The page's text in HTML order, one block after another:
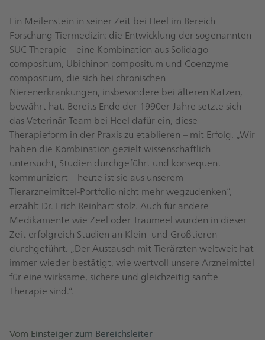
Ein Meilenstein in seiner Zeit bei Heel im Bereich
Forschung Tiermedizin: die Entwicklung der sogenannten
SUC-Therapie – eine Kombination aus Solidago
compositum, Ubichinon compositum und Coenzyme
compositum, die sich bei chronischen
Nierenerkrankungen, insbesondere bei älteren Katzen,
bewährt hat. Bereits Ende der 1990er-Jahre setzte sich
das Veterinär-Team bei Heel dafür ein, diese
Therapieform in der Praxis zu etablieren – mit Erfolg. „Wir
haben die Kombination gezielt wissenschaftlich
untersucht, Studien durchgeführt und konsequent
kommuniziert – heute ist sie aus unserem
Tierarzneimittel-Portfolio nicht mehr wegzudenken“,
erzählt Dr. Erich Reinhart stolz. Auch für andere
Medikamente wie Zeel oder Traumeel wurden in dieser
Zeit erfolgreich Studien an Klein- und Großtieren
durchgeführt. „Der Austausch mit Tierärzten weltweit hat
immer wieder bestätigt, wie wertvoll unsere Arzneimittel
für eine wirksame, sichere und gleichzeitig sanfte
Therapie sind.“.
Vom Einsteiger zum Bereichsleiter